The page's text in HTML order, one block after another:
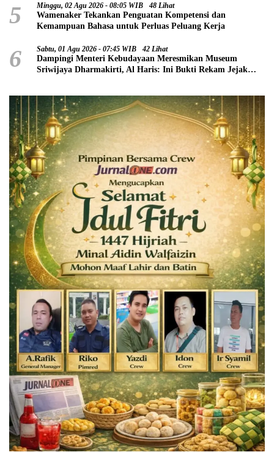
5 Minggu, 02 Agu 2026 - 08:05 WIB 48 Lihat
Wamenaker Tekankan Penguatan Kompetensi dan
Kemampuan Bahasa untuk Perluas Peluang Kerja
6 Sabtu, 01 Agu 2026 - 07:45 WIB 42 Lihat
Dampingi Menteri Kebudayaan Meresmikan Museum
Sriwijaya Dharmakirti, Al Haris: Ini Bukti Rekam Jejak